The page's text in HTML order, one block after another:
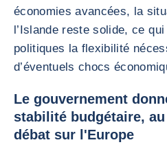
économies avancées, la
l’Islande reste solide, ce
politiques la flexibilité
d’éventuels chocs
Le gouvernement
stabilité budgétaire,
débat sur l'Europe